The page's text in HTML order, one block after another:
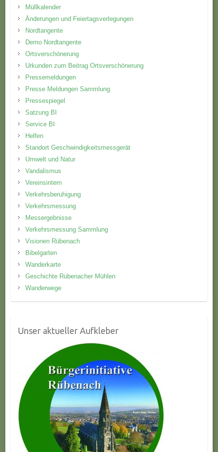
Müllkalender
Änderungen und Feiertagsverlegungen
Nordtangente
Demo Nordtangente
Ortsverschönerung
Urkunden zum Beitrag Ortsverschönerung
Pressemeldungen
Presse Meldungen Sammlung
Pressespiegel
Satzung BI
Service BI
Helfen
Standort Geschwindigkeitsmessgerät
Umwelt und Natur
Vandalismus
Vereinsintern
Verkehrsberuhigung
Verkehrsmessung
Messergebnisse
Verkehrsmessung Sammlung
Visionen Rübenach
Bibelgarten
Wanderkarte
Geschichte Rübenacher Mühlen
Wanderwege
Unser aktueller Aufkleber